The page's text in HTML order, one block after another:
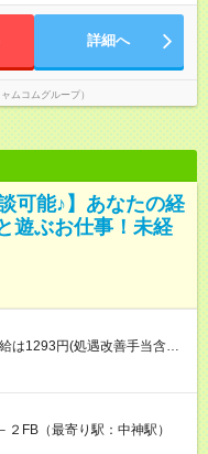
詳細へ
ムコムグループ）
可能♪】あなたの経
遊ぶお仕事！未経
は1293円(処遇改善手当含む)
部分があります。 雇用形
２FB（最寄り駅：中神駅）